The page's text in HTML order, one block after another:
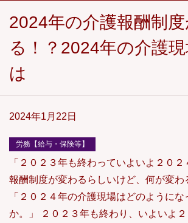
2024年の介護報酬制
る！？2024年の介護
は
2024年1月22日
労務【給与・保険等】
「２０２３年も終わっていよいよ２０
報酬制度が変わるらしいけど、何が変わ
「２０２４年の介護現場はどのようにな
か。」 ２０２３年も終わり、いよいよ